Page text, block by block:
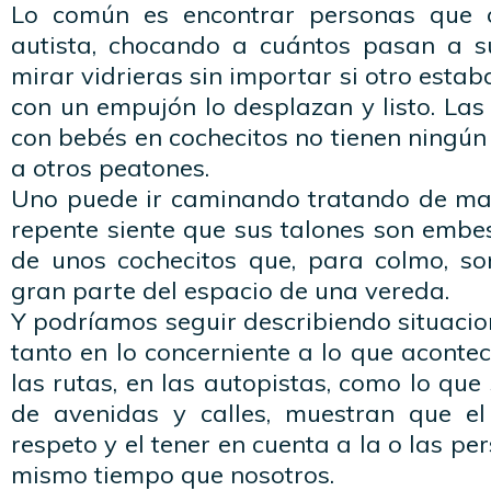
Lo común es encontrar personas que
autista, chocando a cuántos pasan a
mirar vidrieras sin importar si otro
con un empujón lo desplazan y listo.
con bebés en cochecitos no tienen
a otros peatones.
Uno puede ir caminando tratando de
repente siente que sus talones son
de unos cochecitos que, para colmo,
gran parte del espacio de una vereda.
Y podríamos seguir describiendo
tanto en lo concerniente a lo que
las rutas, en las autopistas, como lo que
de avenidas y calles, muestran que
respeto y el tener en cuenta a la o las
mismo tiempo que nosotros.